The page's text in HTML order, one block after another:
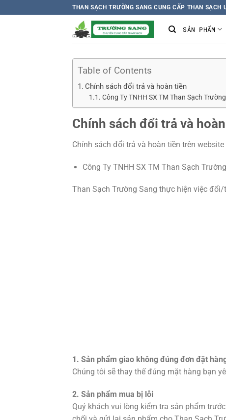
đến
THAN SẠCH TRƯỜNG SANG CUNG CẤP THAN SẠCH
SẢN PHẨM
Table of Contents
Chính sách đổi trả và hoàn tiền
Công Ty TNHH SX TM Than Sạch
Chính sách đổi trả và
Chính sách đổi trả và hoàn tiền trên
Công Ty TNHH SX TM Than Sạch
Than Sạch Trường Sang thực hiện việc
1. Sản phẩm giao không đúng đơn đặt
Chúng tôi sẽ thay thế đúng mặt hàng bạn
2. Sản phẩm mua bị lỗi
Quý khách vui lòng kiểm tra sản phẩm